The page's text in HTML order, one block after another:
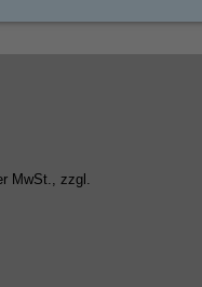
MwSt., zzgl.